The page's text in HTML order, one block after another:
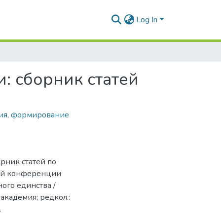
Log In
сборник статей
, формирование
статей по
конференции
единства /
редкол.: